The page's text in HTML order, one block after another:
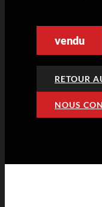
vendu
RETOUR
NOUS